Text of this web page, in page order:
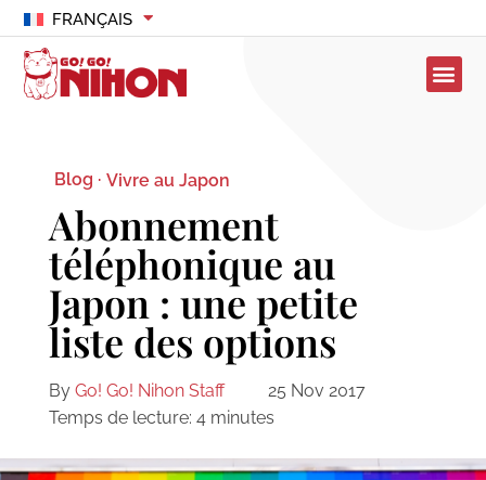
FRANÇAIS
Blog · Vivre au Japon
Abonnement
téléphonique au
Japon : une petite
liste des options
By Go! Go! Nihon Staff
25 Nov 2017
Temps de lecture: 4 minutes